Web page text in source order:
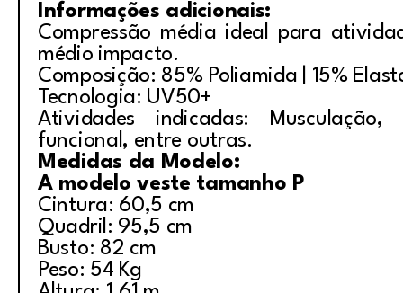
Informações adicionais:
Compressão média ideal para
médio impacto.
Composição: 85% Poliamida | 15%
Tecnologia: UV50+
Atividades indicadas:
funcional, entre outras.
Medidas da Modelo:
A modelo veste tamanho P
Cintura: 60,5 cm
Quadril: 95,5 cm
Busto: 82 cm
Peso: 54 Kg